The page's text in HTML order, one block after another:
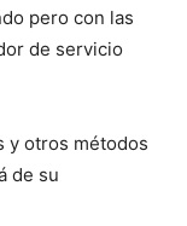
pero con las
de servicio
y otros métodos
de su